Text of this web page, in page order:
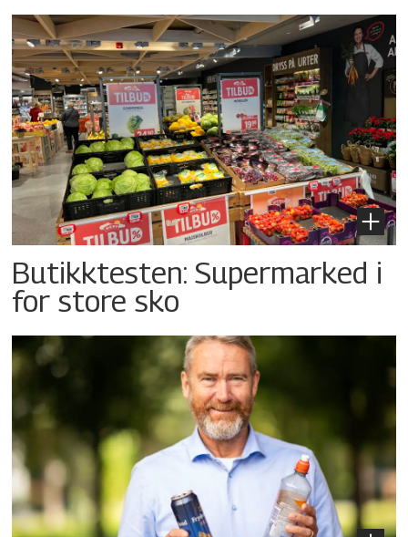
Butikktesten: Supermarked i
for store sko